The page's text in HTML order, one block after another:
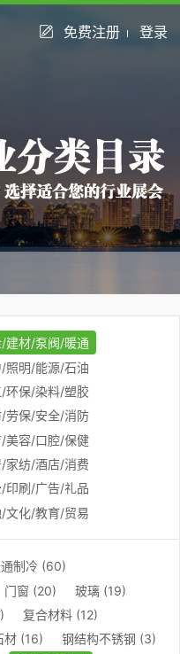
免费注册 登录
/建材/泵阀/暖通
/照明/能源/石油
环保/染料/塑胶
/劳保/安全/消防
/美容/口腔/保健
/家纺/酒店/消费
印刷/广告/礼品
文化/教育/贸易
制冷 (60)
门窗 (20)
玻璃 (19)
复合材料 (12)
材 (16)
钢结构不锈钢 (3)